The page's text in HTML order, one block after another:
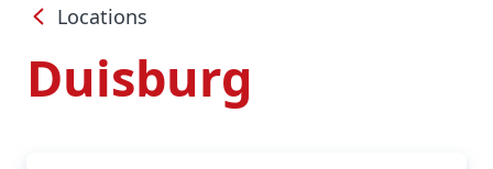
Locations
Duisburg